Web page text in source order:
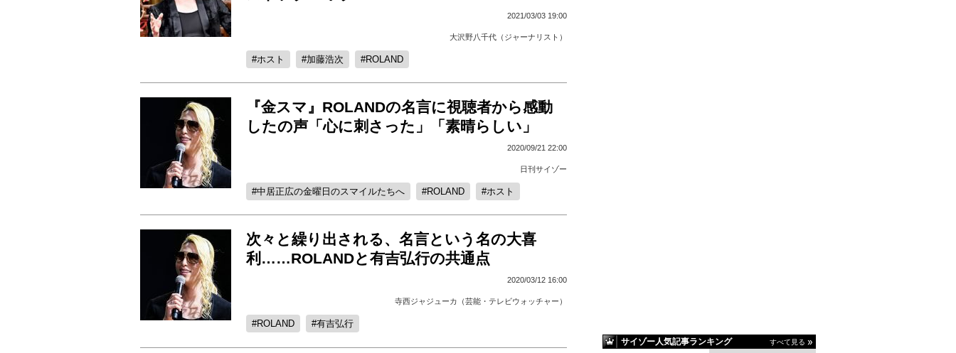
2021/03/03 19:00
大沢野八千代（ジャーナリスト）
ホスト 加藤浩次 ROLAND
『金スマ』ROLANDの名言に視聴者から感動
したの声「心に刺さった」「素晴らしい」
2020/09/21 22:00
日刊サイゾー
中居正広の金曜日のスマイルたちへ ROLAND ホスト
次々と繰り出される、名言という名の大喜
利……ROLANDと有吉弘行の共通点
2020/03/12 16:00
寺西ジャジューカ（芸能・テレビウォッチャー）
ROLAND 有吉弘行
サイゾー人気記事ランキング すべて見る